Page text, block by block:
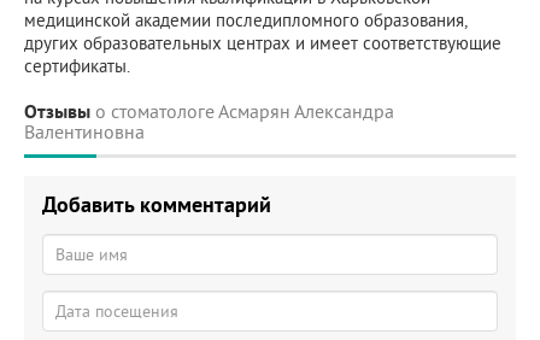
медицинской академии последипломного образования,
других образовательных центрах и имеет соответствующие
сертификаты.
Отзывы о стоматологе Асмарян Александра
Валентиновна
Добавить комментарий